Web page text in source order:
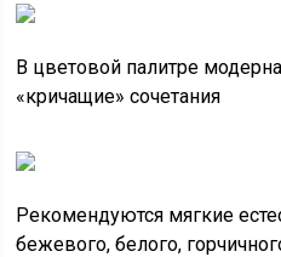
В цветовой палитре
«кричащие» сочетания
Рекомендуются мягкие
бежевого, белого,